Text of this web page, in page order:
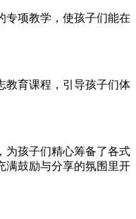
专项教学，使孩子们能在
教育课程，引导孩子们体
为孩子们精心筹备了各式
满鼓励与分享的氛围里开